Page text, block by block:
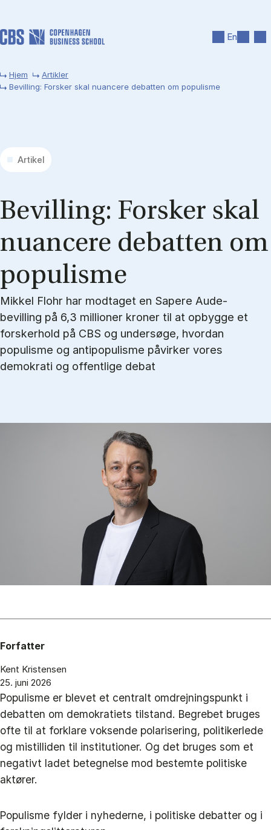
En
Hjem
Artikler
Bevilling: Forsker skal nuancere debatten om populisme
Artikel
Be­vil­ling: For­sker skal
nu­an­ce­re de­bat­ten om
po­pulis­me
Mikkel Flohr har modtaget en Sapere Aude-
bevilling på 6,3 millioner kroner til at opbygge et
forskerhold på CBS og undersøge, hvordan
populisme og antipopulisme påvirker vores
demokrati og offentlige debat
Forfatter
Kent Kristensen
25. juni 2026
Populisme er blevet et centralt omdrejningspunkt i
debatten om demokratiets tilstand. Begrebet bruges
ofte til at forklare voksende polarisering, politikerlede
og mistilliden til institutioner. Og det bruges som et
negativt ladet betegnelse mod bestemte politiske
aktører.
Populisme fylder i nyhederne, i politiske debatter og i